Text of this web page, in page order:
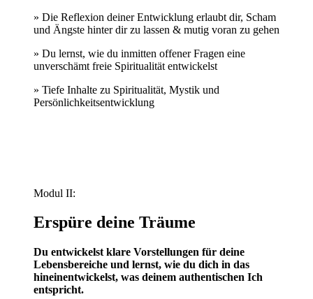
» Die Reflexion deiner Entwicklung erlaubt dir, Scham
und Ängste hinter dir zu lassen & mutig voran zu gehen
» Du lernst, wie du inmitten offener Fragen eine
unverschämt freie Spiritualität entwickelst
» Tiefe Inhalte zu Spiritualität, Mystik und
Persönlichkeitsentwicklung
Modul II:
Erspüre deine Träume
Du entwickelst klare Vorstellungen für deine
Lebensbereiche und lernst, wie du dich in das
hineinentwickelst, was deinem authentischen Ich
entspricht.